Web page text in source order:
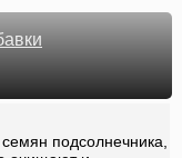
подсолнечника,